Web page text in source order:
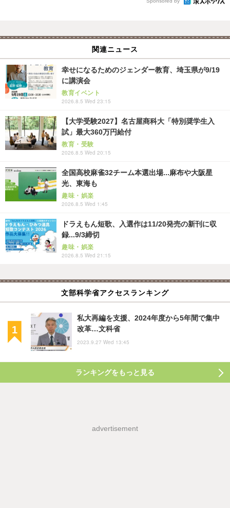
関連ニュース
幸せになるためのジェンダー教育、埼玉県が9/19
に講演会
教育イベント
2026.8.5 Wed 23:15
【大学受験2027】名古屋商科大「特別奨学生入
試」最大360万円給付
教育・受験
2026.8.5 Wed 20:15
全国高校麻雀32チーム本選出場...麻布や大阪星
光、東海も
趣味・娯楽
2026.8.5 Wed 1:45
ドラえもん短歌、入選作は11/20発売の新刊に収
録...9/3締切
趣味・娯楽
2026.8.5 Wed 21:15
文部科学省アクセスランキング
私大再編を支援、2024年度から5年間で集中
改革…文科省
2023.9.27 Wed 13:45
ランキングをもっと見る
advertisement